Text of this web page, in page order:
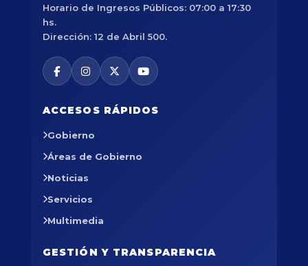
Horario de Ingresos Públicos: 07:00 a 17:30
hs.
Dirección: 12 de Abril 500.
ACCESOS RÁPIDOS
Gobierno
Áreas de Gobierno
Noticias
Servicios
Multimedia
GESTIÓN Y TRANSPARENCIA